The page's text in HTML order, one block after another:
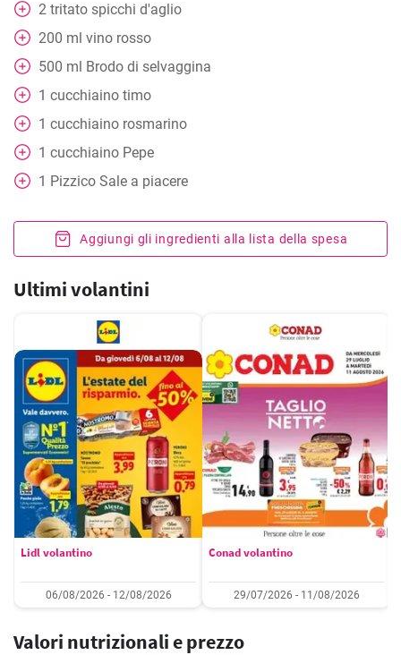
2 tritato spicchi d'aglio
200 ml vino rosso
500 ml Brodo di selvaggina
1 cucchiaino timo
1 cucchiaino rosmarino
1 cucchiaino Pepe
1 Pizzico Sale a piacere
Aggiungi gli ingredienti alla lista della spesa
Ultimi volantini
Lidl volantino
06/08/2026 - 12/08/2026
Conad volantino
29/07/2026 - 11/08/2026
Valori nutrizionali e prezzo